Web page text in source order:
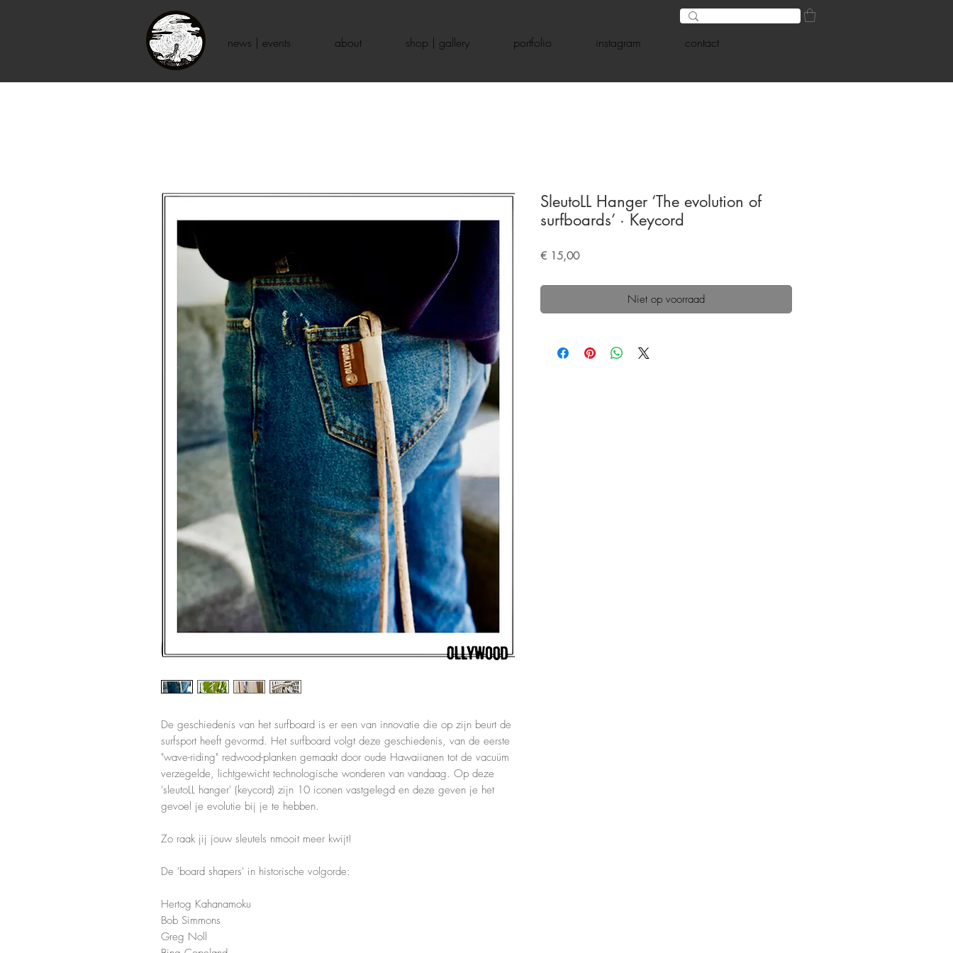
news | events about shop | gallery portfolio instagram contact
De geschiedenis van het surfboard is er een van innovatie die op zijn beurt de
surfsport heeft gevormd. Het surfboard volgt deze geschiedenis, van de eerste
"wave-riding" redwood-planken gemaakt door oude Hawaiianen tot de vacuüm
verzegelde, lichtgewicht technologische wonderen van vandaag. Op deze
'sleutoLL hanger' (keycord) zijn 10 iconen vastgelegd en deze geven je het
gevoel je evolutie bij je te hebben.
Zo raak jij jouw sleutels nmooit meer kwijt!
De 'board shapers' in historische volgorde:
Hertog Kahanamoku
Bob Simmons
Greg Noll
SleutoLL Hanger ‘The evolution of
surfboards’ · Keycord
€ 15,00Prijs
Niet op voorraad